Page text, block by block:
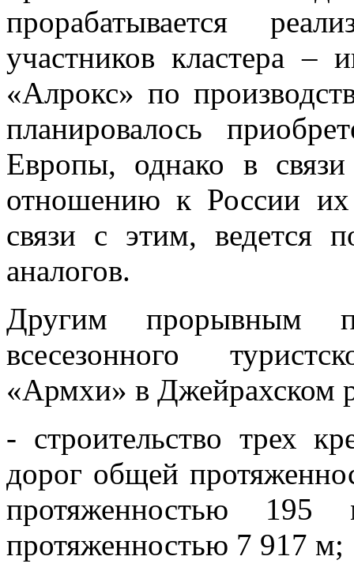
прорабатывается
участников кластера –
«Алрокс» по
планировалось
Европы, однако в
отношению к России
связи с этим, ведется
аналогов.
Другим прорывным
всесезонного
«Армхи» в Джейрахском
- строительство трех
дорог общей
протяженностью
протяженностью 7 917 м;